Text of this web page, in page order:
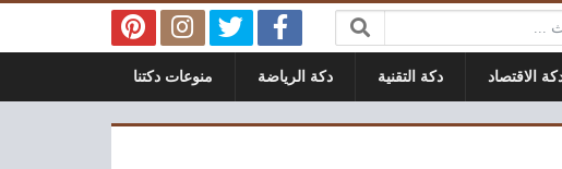
الاقتصاد دكة التقنية دكة الرياضة منوعات دكتنا